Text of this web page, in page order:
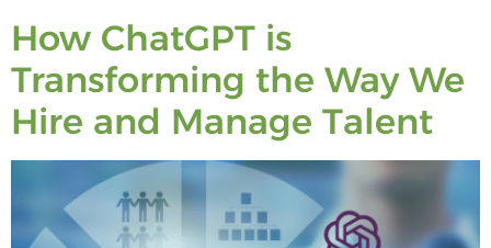
How ChatGPT is
Transforming the Way We
Hire and Manage Talent